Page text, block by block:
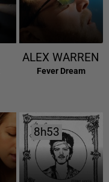
ALEX WARREN
Fever Dream
8h53
8h53